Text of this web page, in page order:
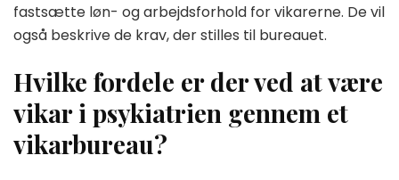
fastsætte løn- og arbejdsforhold for vikarerne. De vil
også beskrive de krav, der stilles til bureauet.
Hvilke fordele er der ved at være
vikar i psykiatrien gennem et
vikarbureau?